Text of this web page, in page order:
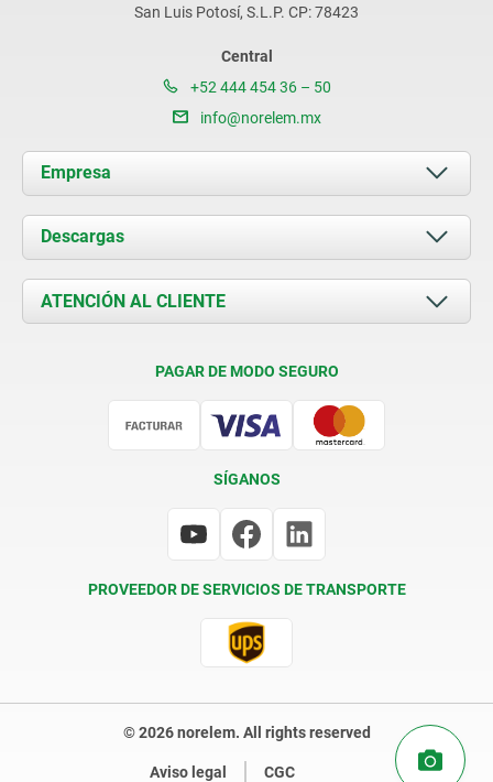
San Luis Potosí, S.L.P. CP: 78423
Central
+52 444 454 36 – 50
info@norelem.mx
Empresa
Acerca de nosotros
Novedades
Contacto
Descargas
Documents
ATENCIÓN AL CLIENTE
PAGAR DE MODO SEGURO
SÍGANOS
PROVEEDOR DE SERVICIOS DE TRANSPORTE
© 2026 norelem. All rights reserved
Aviso legal CGC